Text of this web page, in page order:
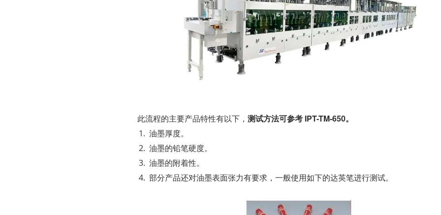
此流程的主要产品特性有以下， 测试方法可参考 IPT-TM-650。
油墨厚度。
油墨的铅笔硬度。
油墨的附着性。
部分产品还对油墨表面张力有要求，一般使用如下的达英笔进行测试。